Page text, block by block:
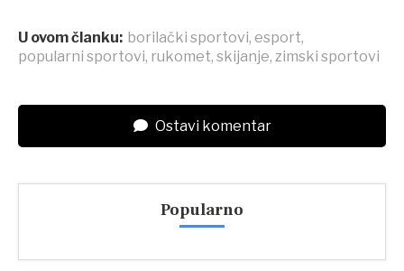
U ovom članku: borilački sportovi, esport,
popularni sportovi, rukomet, skijanje, zimski sportovi
Ostavi komentar
Popularno